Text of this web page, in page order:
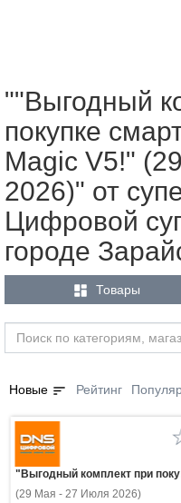
""Выгодный
покупке
Magic V5!"
2026)" от
Цифровой
городе
 Товары
Новые sort Рейтинг
(29 Мая - 27 Июля 2026)